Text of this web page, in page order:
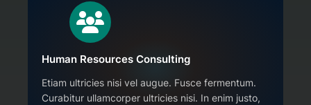
Human Resources Consulting
Etiam ultricies nisi vel augue. Fusce fermentum.
Curabitur ullamcorper ultricies nisi. In enim justo,